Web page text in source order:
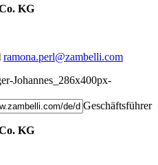
KG
ramona.perl@zambelli.com
Geschäftsführer
KG